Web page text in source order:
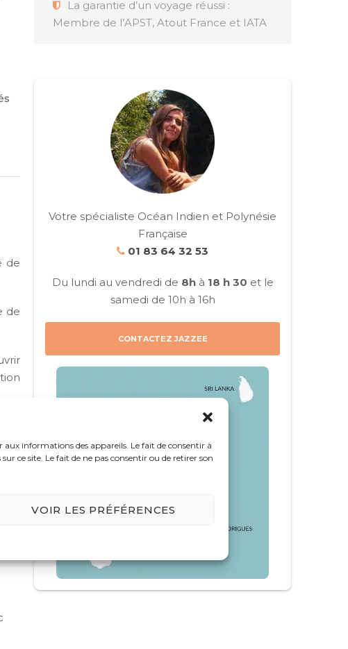
aux informations des appareils. Le fait de consentir à
ce site. Le fait de ne pas consentir ou de retirer son
VOIR LES PRÉFÉRENCES
La garantie d’un voyage réussi :
Membre de l’APST, Atout France et IATA
Votre spécialiste Océan Indien et Polynésie
Française
01 83 64 32 53
Du lundi au vendredi de 8hà 18 h 30 et le
samedi de 10h à 16h
CONTACTEZ JAZZEE
de
de